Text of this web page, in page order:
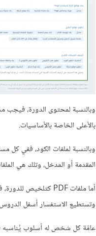
وبالنسبة لمحتوى الدورة، فيجب
بالأعلى الخاصة بالأساسيات.
المقدمة أو المدخل، وتلك هي
أما ملفات PDF كتلخيص للدورة، فهي غير متوفرة في الوقت الحالي، أرجو الإعتماد على
وتستطيع الاستفسار أسفل
عامًة كل شخص له أسلوب يُناسبه